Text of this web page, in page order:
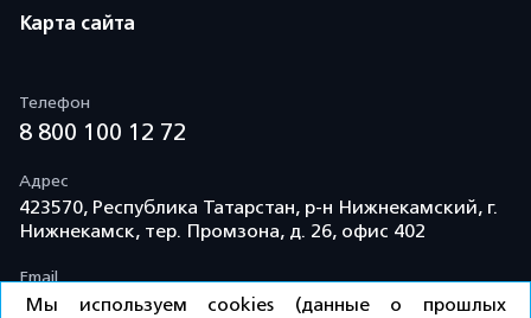
Карта сайта
Телефон
8 800 100 12 72
Адрес
423570, Республика Татарстан, р-н Нижнекамский, г.
Нижнекамск, тер. Промзона, д. 26, офис 402
Email
info@td-kama.com
Мы используем cookies (данные о прошлых